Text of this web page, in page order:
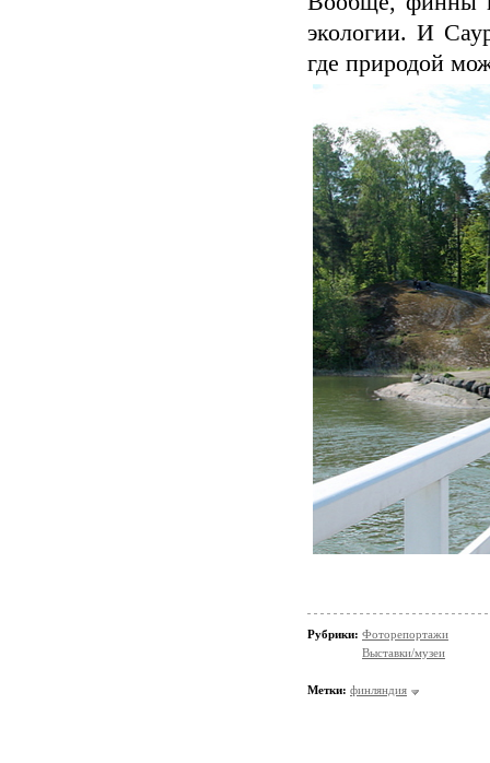
экологии. И
где природой
Рубрики: Фоторепортажи
Выставки/музеи
Метки: финляндия